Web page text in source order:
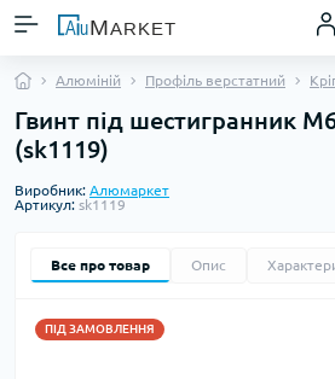
Алюміній Профіль верстатний
Гвинт під шестигранник
(sk1119)
Виробник: Алюмаркет
Артикул: sk1119
Все про товар Опис
ПІД ЗАМОВЛЕННЯ